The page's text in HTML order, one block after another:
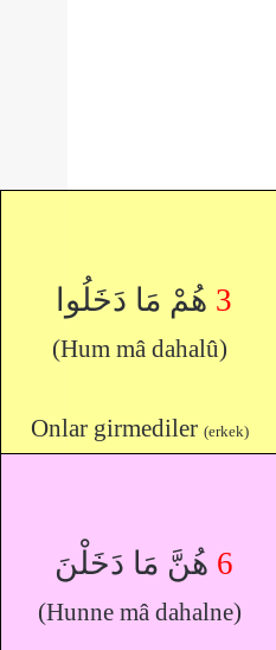
هُمْ مَا دَخَلُوا 3
(Hum mâ dahalû)
Onlar girmediler(erkek)
هُنَّ مَا دَخَلْنَ 6
(Hunne mâ dahalne)